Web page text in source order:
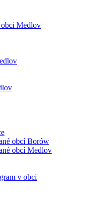
Medlov
obcí Borów
obcí Medlov
v obci